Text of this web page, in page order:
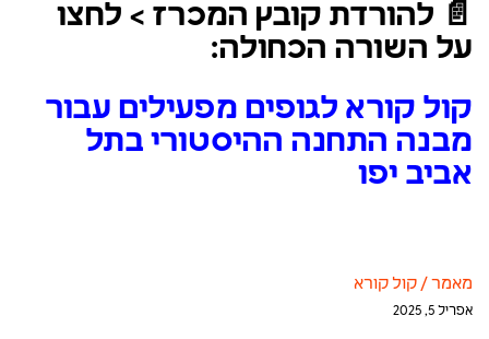
📄 להורדת קובץ המכרז > לחצו
על השורה הכחולה:
קול קורא לגופים מפעילים עבור
מבנה התחנה ההיסטורי בתל
אביב יפו
מאמר / קול קורא
אפריל 5, 2025